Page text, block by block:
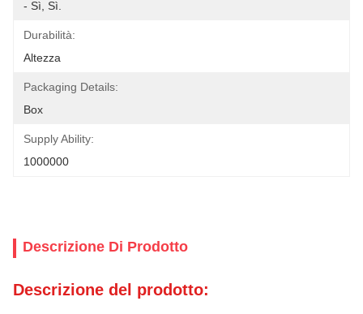
- Sì, Sì.
Durabilità:
Altezza
Packaging Details:
Box
Supply Ability:
1000000
Descrizione Di Prodotto
Descrizione del prodotto: